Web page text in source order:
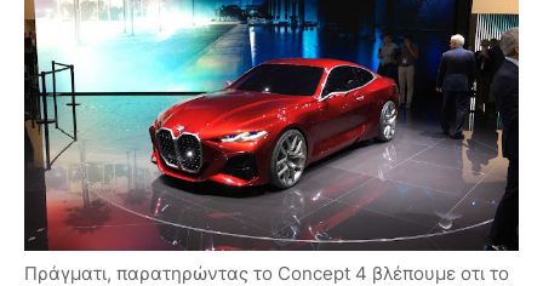
Πράγματι, παρατηρώντας το Concept 4 βλέπουμε οτι το